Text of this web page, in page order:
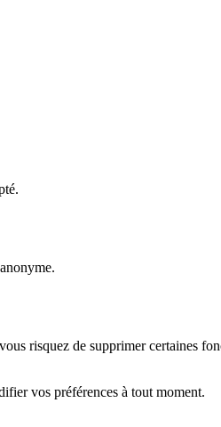
risquez de supprimer certaines
vos préférences à tout moment.